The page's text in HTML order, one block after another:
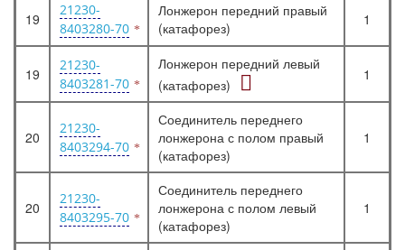
19
21230-
8403280-70
Лонжерон передний правый
(катафорез)
1
19
21230-
8403281-70
Лонжерон передний левый
(катафорез)
1
20
21230-
8403294-70
Соединитель переднего
лонжерона с полом правый
(катафорез)
1
20
21230-
8403295-70
Соединитель переднего
лонжерона с полом левый
(катафорез)
1